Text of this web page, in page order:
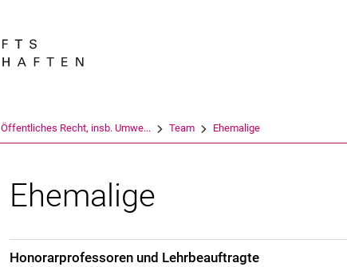
Öffentliches Recht, insb. Umwe... Team Ehemalige
Ehemalige
Honorarprofessoren und Lehrbeauftragte